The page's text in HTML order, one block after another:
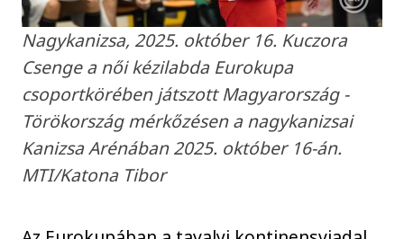
Nagykanizsa, 2025. október 16. Kuczora
Csenge a női kézilabda Eurokupa
csoportkörében játszott Magyarország -
Törökország mérkőzésen a nagykanizsai
Kanizsa Arénában 2025. október 16-án.
MTI/Katona Tibor